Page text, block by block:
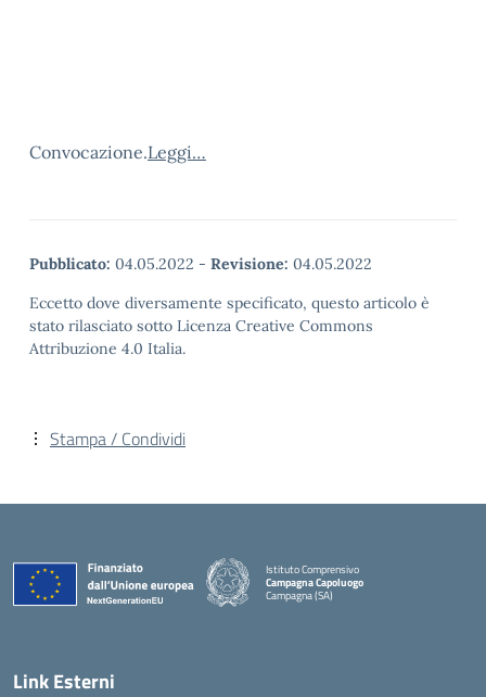
Convocazione.Leggi…
Pubblicato: 04.05.2022 - Revisione: 04.05.2022
Eccetto dove diversamente specificato, questo articolo è
stato rilasciato sotto Licenza Creative Commons
Attribuzione 4.0 Italia.
Stampa / Condividi
Istituto Comprensivo
Campagna Capoluogo
Campagna (SA)
Link Esterni